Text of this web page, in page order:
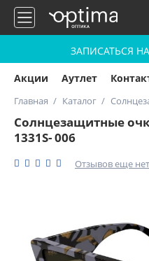
ЗАПИСАТЬСЯ
Акции Аутлет
Главная Каталог
Солнцезащитные
1331S- 006
Отзывов еще нет